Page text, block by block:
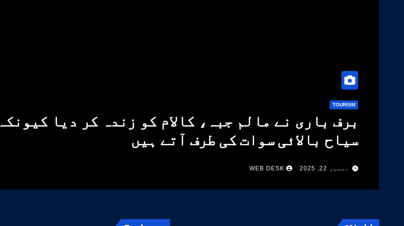
TOURISM
برف باری نے مالم جبہ، کالام کو زندہ کر دیا کیونکہ
سیاح بالائی سوات کی طرف آتے ہیں
دسمبر 22, 2025 WEB DESK